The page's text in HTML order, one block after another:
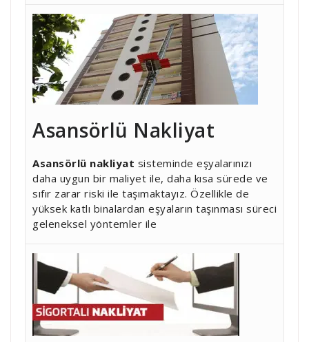
Asansörlü Nakliyat
Asansörlü nakliyat sisteminde eşyalarınızı
daha uygun bir maliyet ile, daha kısa sürede ve
sıfır zarar riski ile taşımaktayız. Özellikle de
yüksek katlı binalardan eşyaların taşınması süreci
geleneksel yöntemler ile